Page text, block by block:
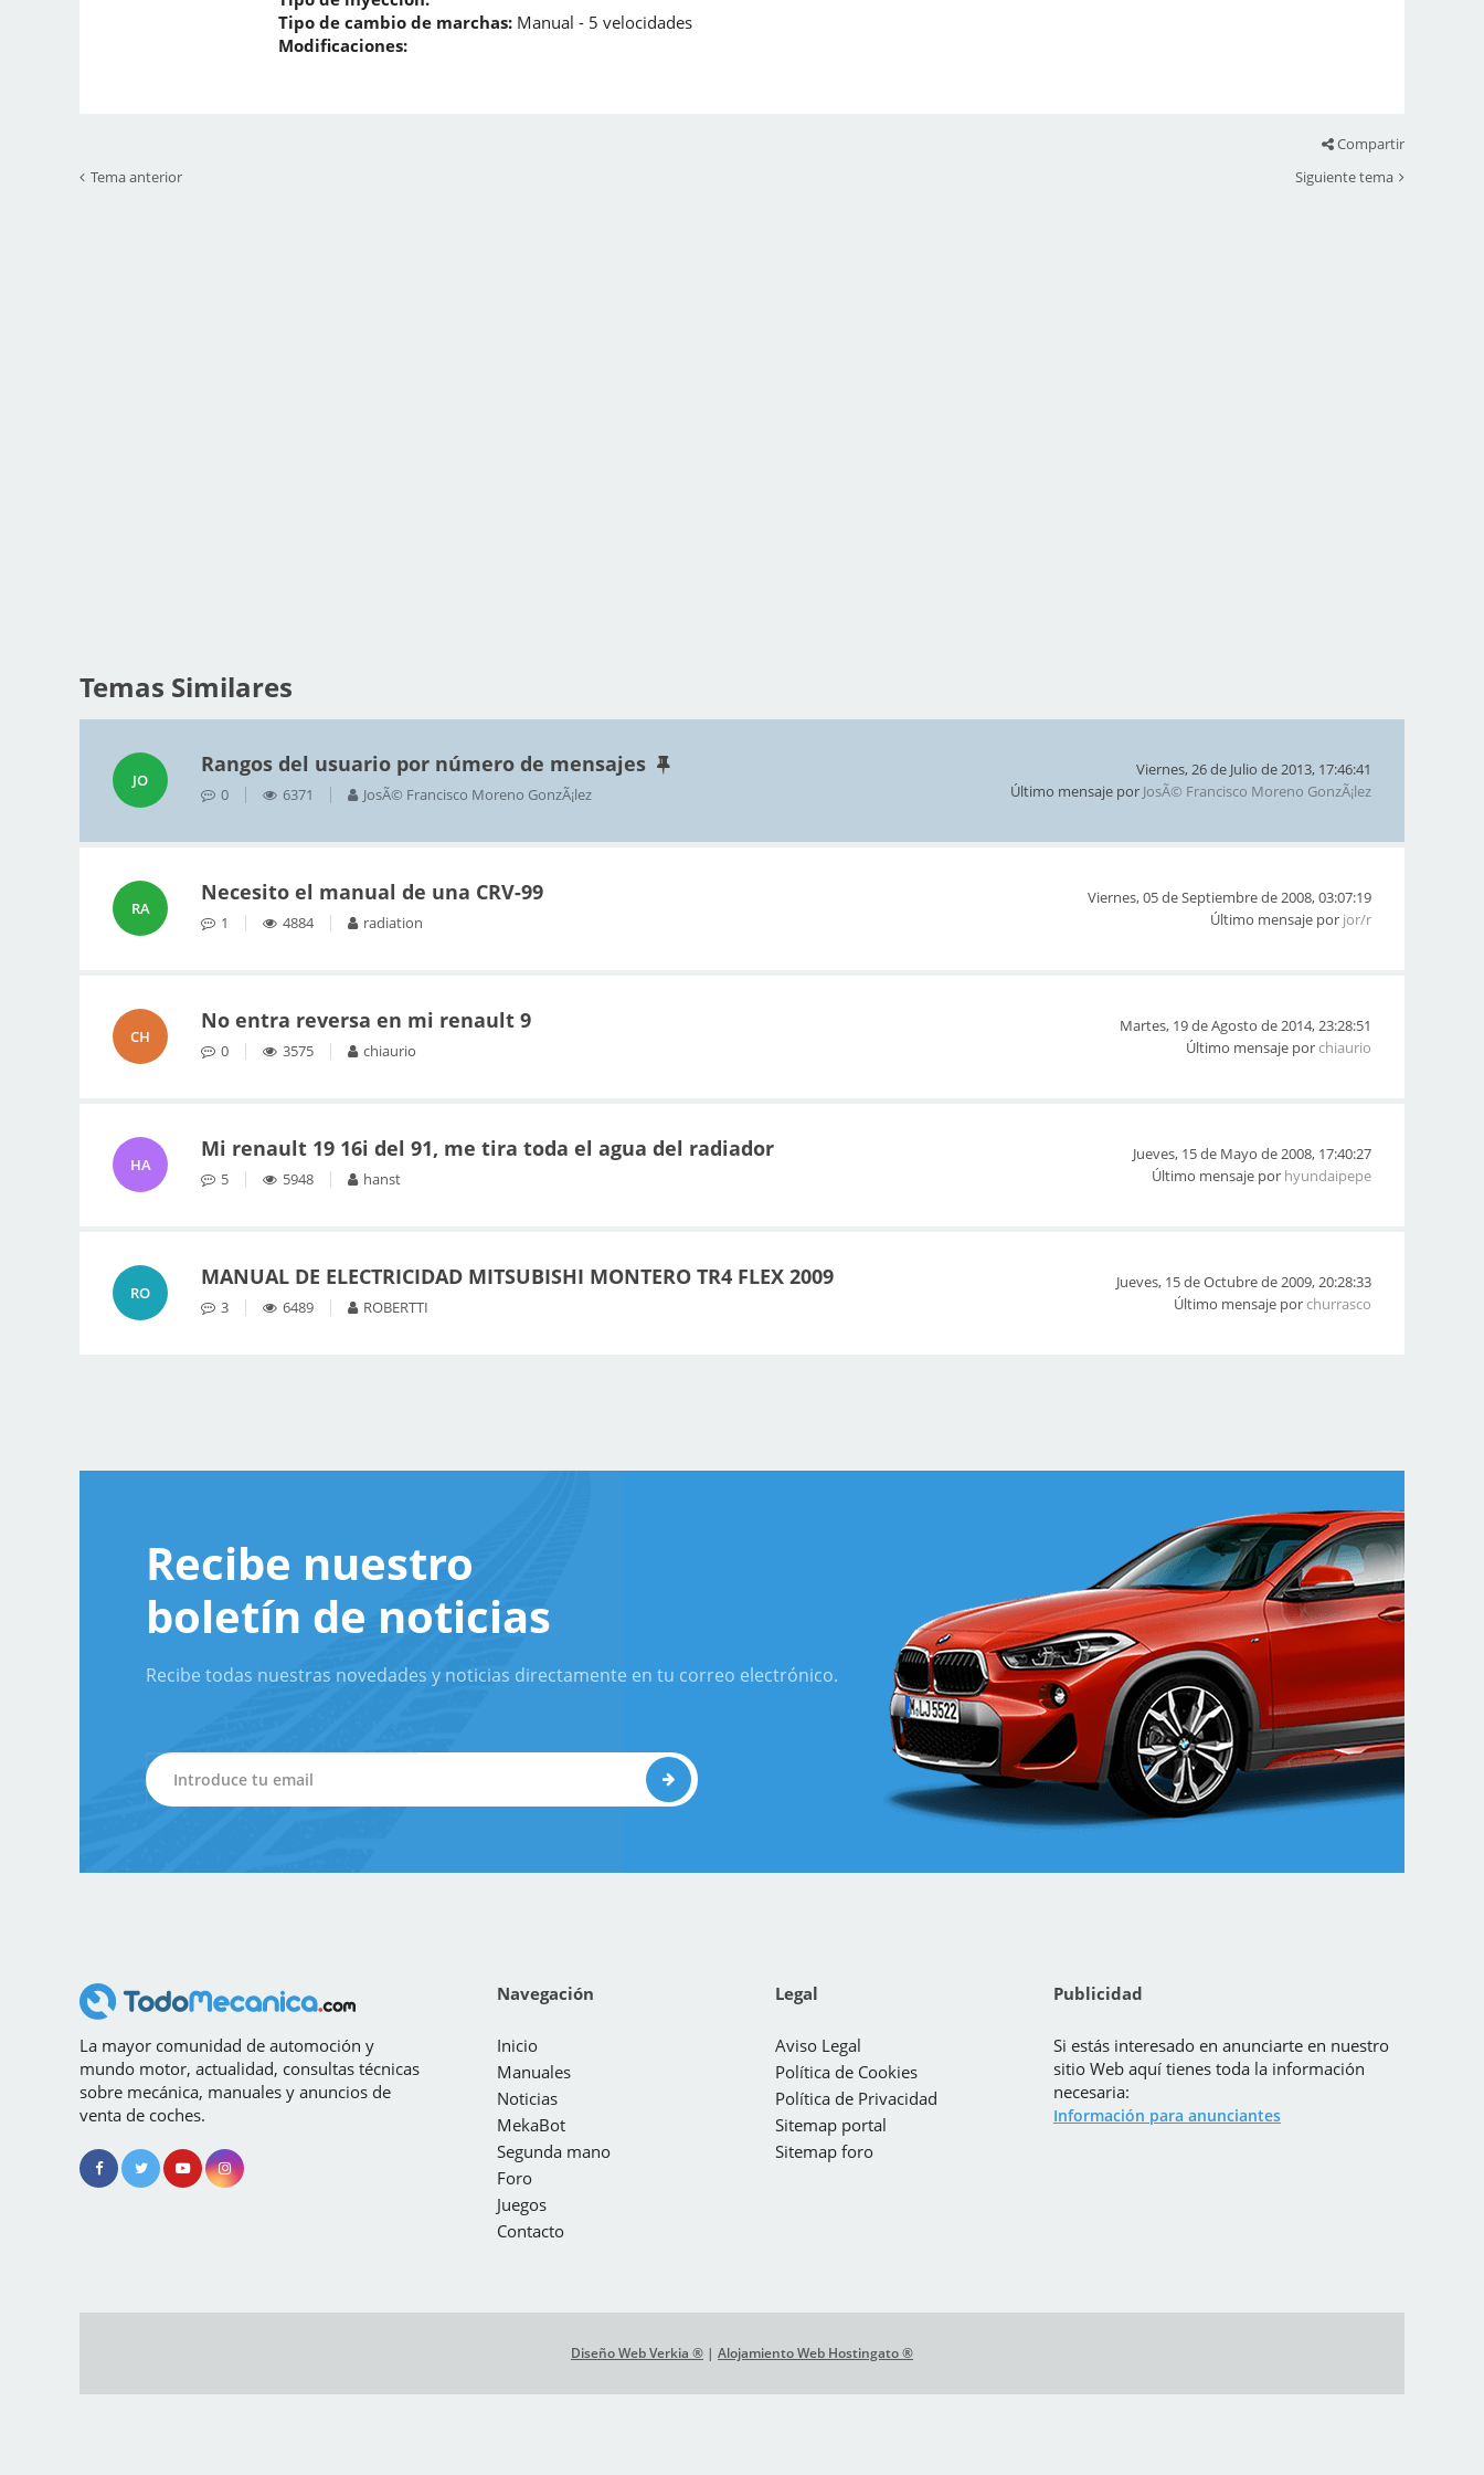
Tipo de cambio de marchas: Manual - 5 velocidades
Modificaciones:
Compartir
Tema anterior
Siguiente tema
Temas Similares
JO
Rangos del usuario por número de mensajes
0 6371 JosÃ© Francisco Moreno GonzÃ¡lez
Viernes, 26 de Julio de 2013, 17:46:41
Último mensaje por JosÃ© Francisco Moreno GonzÃ¡lez
RA
Necesito el manual de una CRV-99
1 4884 radiation
Viernes, 05 de Septiembre de 2008, 03:07:19
Último mensaje por jor/r
CH
No entra reversa en mi renault 9
0 3575 chiaurio
Martes, 19 de Agosto de 2014, 23:28:51
Último mensaje porchiaurio
HA
Mi renault 19 16i del 91, me tira toda el agua del radiador
5 5948 hanst
Jueves, 15 de Mayo de 2008, 17:40:27
Último mensaje por hyundaipepe
RO
MANUAL DE ELECTRICIDAD MITSUBISHI MONTERO TR4 FLEX 2009
3 6489 ROBERTTI
Jueves, 15 de Octubre de 2009, 20:28:33
Último mensaje porchurrasco
Recibe nuestro
boletín de noticias
Recibe todas nuestras novedades y noticias directamente en tu correo electrónico.
La mayor comunidad de automoción y
mundo motor, actualidad, consultas técnicas
sobre mecánica, manuales y anuncios de
venta de coches.
Navegación
Inicio
Manuales
Noticias
MekaBot
Segunda mano
Foro
Juegos
Contacto
Legal
Aviso Legal
Política de Cookies
Política de Privacidad
Sitemap portal
Sitemap foro
Publicidad
Si estás interesado en anunciarte en nuestro
sitio Web aquí tienes toda la información
necesaria:
Información para anunciantes
Diseño Web Verkia ® | Alojamiento Web Hostingato ®